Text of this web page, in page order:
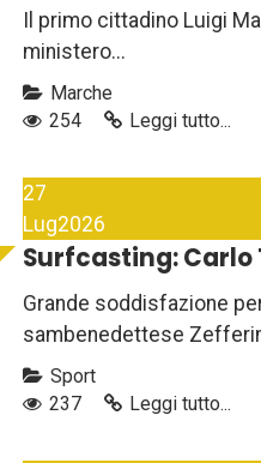
Il primo cittadino Luigi
ministero...
Marche
254
Leggi tutto...
27
Lug2026
Surfcasting: Carlo
Grande soddisfazione
sambenedettese
Sport
237
Leggi tutto...